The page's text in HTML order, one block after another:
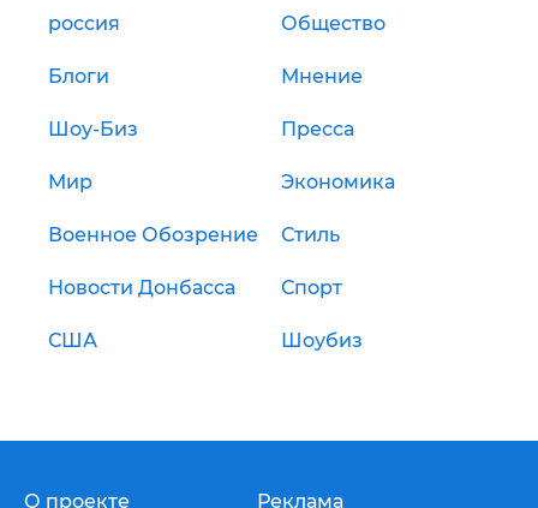
россия Общество
Блоги Мнение
Шоу-Биз Пресса
Мир Экономика
Военное Обозрение Стиль
Новости Донбасса Спорт
США Шоубиз
О проекте Реклама